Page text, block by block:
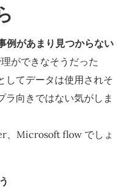
例があまり見つからない
ができなそうだった
してデータは使用されそ
ラ向きではない気がしま
、Microsoft flow でしょ